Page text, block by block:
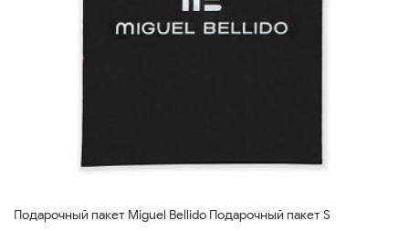
Подарочный пакет Miguel Bellido Подарочный пакет S